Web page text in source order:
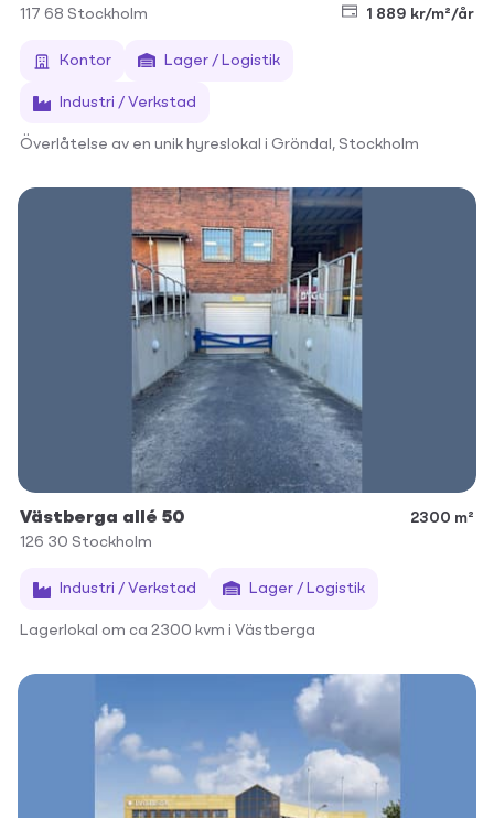
117 68 Stockholm 1 889 kr/m²/år
Kontor Lager / Logistik
Industri / Verkstad
Överlåtelse av en unik hyreslokal i Gröndal, Stockholm
Västberga allé 50
2300 m²
126 30 Stockholm
Industri / Verkstad Lager / Logistik
Lagerlokal om ca 2300 kvm i Västberga